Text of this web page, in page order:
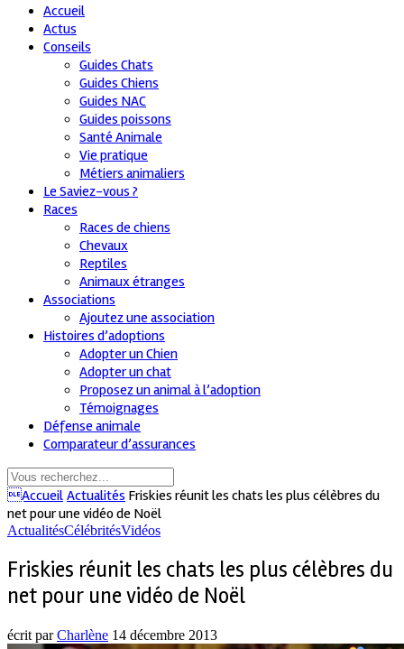
Accueil
Actus
Conseils
Guides Chats
Guides Chiens
Guides NAC
Guides poissons
Santé Animale
Vie pratique
Métiers animaliers
Le Saviez-vous ?
Races
Races de chiens
Chevaux
Reptiles
Animaux étranges
Associations
Ajoutez une association
Histoires d’adoptions
Adopter un Chien
Adopter un chat
Proposez un animal à l’adoption
Témoignages
Défense animale
Comparateur d’assurances
Accueil Actualités Friskies réunit les chats les plus célèbres du
net pour une vidéo de Noël
ActualitésCélébritésVidéos
Friskies réunit les chats les plus célèbres du
net pour une vidéo de Noël
écrit parCharlène 14 décembre 2013